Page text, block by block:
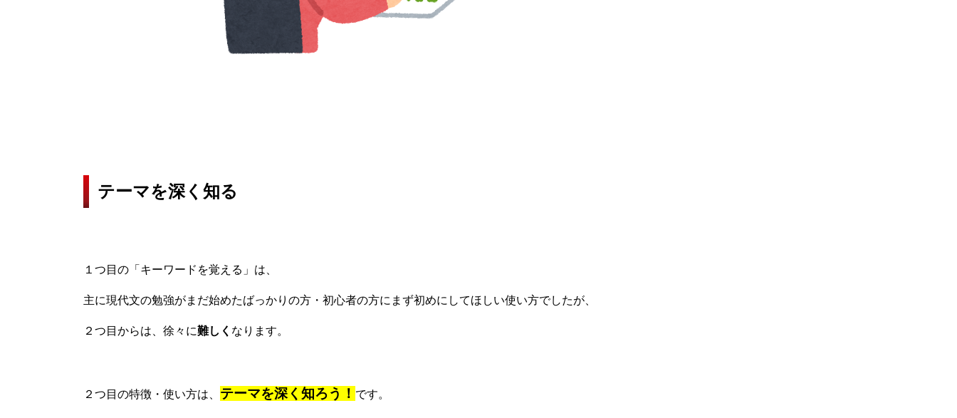
テーマを深く知る
１つ目の「キーワードを覚える」は、
主に現代文の勉強がまだ始めたばっかりの方・初心者の方にまず初めにしてほしい使い方でしたが、
２つ目からは、徐々に難しく なります。
２つ目の特徴・使い方は、 テーマを深く知ろう！ です。